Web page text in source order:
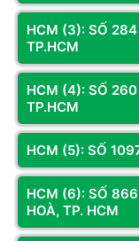
HCM (3): SỐ 284
TP.HCM
HCM (4): SỐ
TP.HCM
HCM (5): SỐ
HCM (6): SỐ
HOÀ, TP. HCM